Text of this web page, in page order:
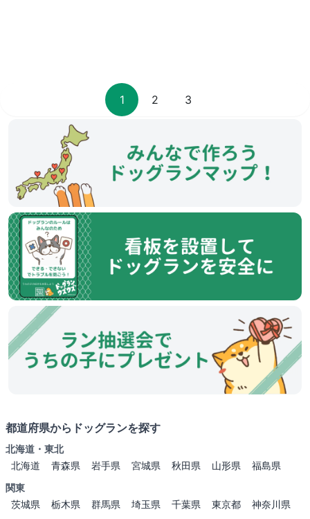
1 2 3
都道府県からドッグランを探す
北海道・東北
北海道
青森県 岩手県 宮城県 秋田県 山形県
福島県
関東
茨城県
栃木県 群馬県 埼玉県 千葉県 東京都
神奈川県